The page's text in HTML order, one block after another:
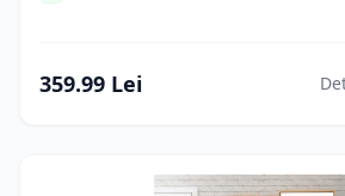
359.99 Lei